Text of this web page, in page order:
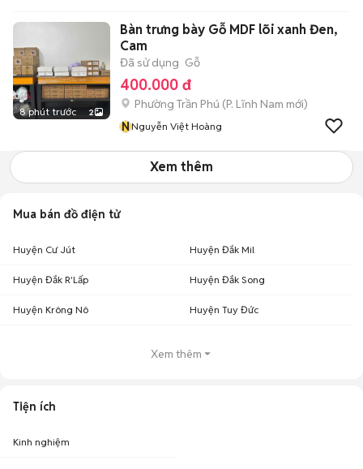
8 phút trước 2
Bàn trưng bày Gỗ MDF lõi xanh Đen,
Cam
Đã sử dụng Gỗ
400.000 đ
Phường Trần Phú (P. Lĩnh Nam mới)
NNguyễn Việt Hoàng
Xem thêm
Mua bán đồ điện tử
Huyện Cư Jút Huyện Đắk Mil
Huyện Đắk R'Lấp Huyện Đắk Song
Huyện Krông Nô Huyện Tuy Đức
Xem thêm
Tiện ích
Kinh nghiệm